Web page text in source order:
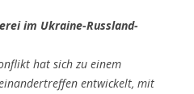
im Ukraine-Russland-
hat sich zu einem
entwickelt, mit